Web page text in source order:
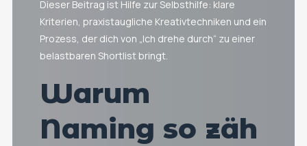
Dieser Beitrag ist Hilfe zur Selbsthilfe: klare
Kriterien, praxistaugliche Kreativtechniken und ein
Prozess, der dich von „Ich drehe durch“ zu einer
belastbaren Shortlist bringt.
Warum
Naming so zäh